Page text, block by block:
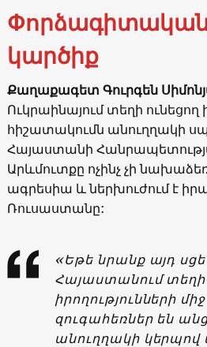
Քաղաքագետ Գուրգեն
Ուկրաինայում տեղի ունեցող
հիշատակումն անուղղակի
Հայաստանի
Արևմուտքը ոչինչ չի
ագրեսիա և ներխուժում է
Ռուսաստանը:
«Եթե նրանք այդ
Հայաստանում տեղի
իրողությունների
զուգահեռներ են
անուղղակի կերպով